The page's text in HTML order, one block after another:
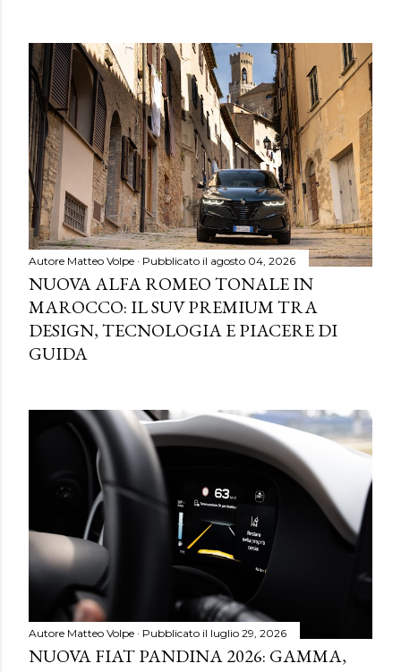
Autore Matteo Volpe Pubblicato il agosto 04, 2026
NUOVA ALFA ROMEO TONALE IN
MAROCCO: IL SUV PREMIUM TRA
DESIGN, TECNOLOGIA E PIACERE DI
GUIDA
Autore Matteo Volpe Pubblicato il luglio 29, 2026
NUOVA FIAT PANDINA 2026: GAMMA,